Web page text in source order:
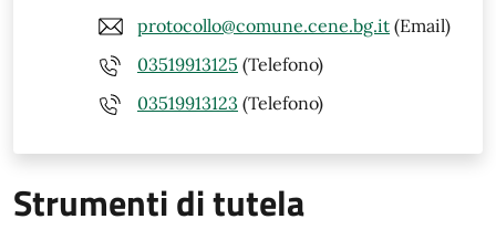
protocollo@comune.cene.bg.it (Email)
03519913125 (Telefono)
03519913123 (Telefono)
Strumenti di tutela